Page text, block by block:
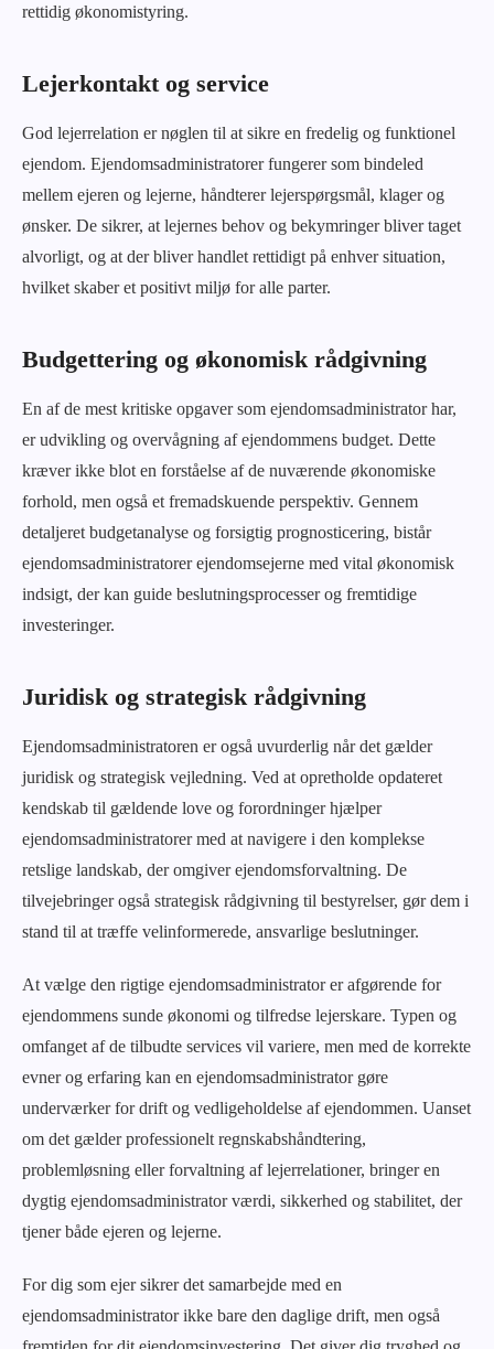
rettidig økonomistyring.
Lejerkontakt og service
God lejerrelation er nøglen til at sikre en fredelig og funktionel
ejendom. Ejendomsadministratorer fungerer som bindeled
mellem ejeren og lejerne, håndterer lejerspørgsmål, klager og
ønsker. De sikrer, at lejernes behov og bekymringer bliver taget
alvorligt, og at der bliver handlet rettidigt på enhver situation,
hvilket skaber et positivt miljø for alle parter.
Budgettering og økonomisk rådgivning
En af de mest kritiske opgaver som ejendomsadministrator har,
er udvikling og overvågning af ejendommens budget. Dette
kræver ikke blot en forståelse af de nuværende økonomiske
forhold, men også et fremadskuende perspektiv. Gennem
detaljeret budgetanalyse og forsigtig prognosticering, bistår
ejendomsadministratorer ejendomsejerne med vital økonomisk
indsigt, der kan guide beslutningsprocesser og fremtidige
investeringer.
Juridisk og strategisk rådgivning
Ejendomsadministratoren er også uvurderlig når det gælder
juridisk og strategisk vejledning. Ved at opretholde opdateret
kendskab til gældende love og forordninger hjælper
ejendomsadministratorer med at navigere i den komplekse
retslige landskab, der omgiver ejendomsforvaltning. De
tilvejebringer også strategisk rådgivning til bestyrelser, gør dem i
stand til at træffe velinformerede, ansvarlige beslutninger.
At vælge den rigtige ejendomsadministrator er afgørende for
ejendommens sunde økonomi og tilfredse lejerskare. Typen og
omfanget af de tilbudte services vil variere, men med de korrekte
evner og erfaring kan en ejendomsadministrator gøre
underværker for drift og vedligeholdelse af ejendommen. Uanset
om det gælder professionelt regnskabshåndtering,
problemløsning eller forvaltning af lejerrelationer, bringer en
dygtig ejendomsadministrator værdi, sikkerhed og stabilitet, der
tjener både ejeren og lejerne.
For dig som ejer sikrer det samarbejde med en
ejendomsadministrator ikke bare den daglige drift, men også